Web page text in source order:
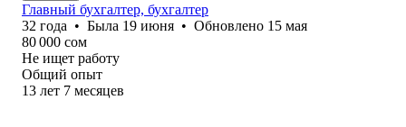
Главный бухгалтер, бухгалтер
32 года • Была 19 июня • Обновлено 15 мая
80 000 сом
Не ищет работу
Общий опыт
13 лет 7 месяцев